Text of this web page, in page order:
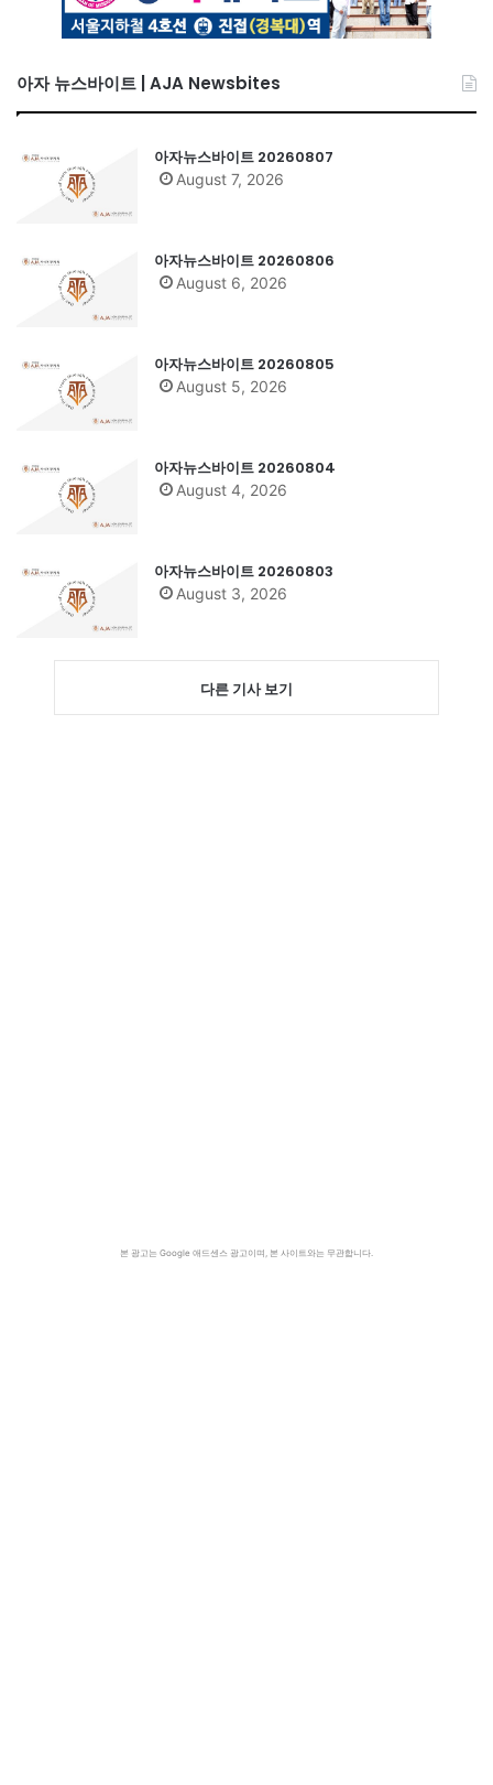
아자 뉴스바이트 | AJA Newsbites
아자뉴스바이트 20260807
August 7, 2026
아자뉴스바이트 20260806
August 6, 2026
아자뉴스바이트 20260805
August 5, 2026
아자뉴스바이트 20260804
August 4, 2026
아자뉴스바이트 20260803
August 3, 2026
다른 기사 보기
본 광고는 Google 애드센스 광고이며, 본 사이트와는 무관합니다.